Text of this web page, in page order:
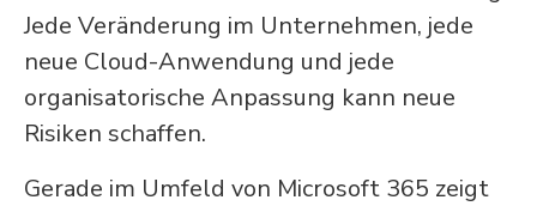
Jede Veränderung im Unternehmen, jede
neue Cloud-Anwendung und jede
organisatorische Anpassung kann neue
Risiken schaffen.
Gerade im Umfeld von Microsoft 365 zeigt